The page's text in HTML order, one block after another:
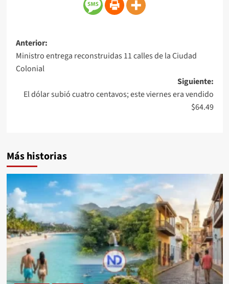
Anterior:
Ministro entrega reconstruidas 11 calles de la Ciudad
Colonial
Siguiente:
El dólar subió cuatro centavos; este viernes era vendido
$64.49
Más historias